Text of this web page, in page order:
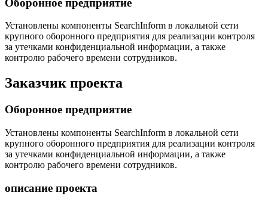
Установлены компоненты SearchInform в локальной сети
крупного оборонного предприятия для реализации контроля
за утечками конфиденциальной информации, а также
контролю рабочего времени сотрудников.
Заказчик проекта
Оборонное предприятие
Установлены компоненты SearchInform в локальной сети
крупного оборонного предприятия для реализации контроля
за утечками конфиденциальной информации, а также
контролю рабочего времени сотрудников.
описание проекта